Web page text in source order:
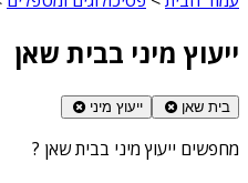
ייעוץ מיני בבית שאן
בית שאן ייעוץ מיני
מחפשים ייעוץ מיני בבית שאן ?